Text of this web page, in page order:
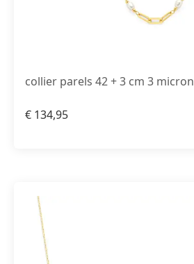
collier parels 42 + 3 cm 3 micron
€ 134,95